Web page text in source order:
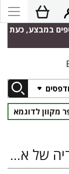
במבצע, כעת
מקוון לדוגמא
חקלאות, היסטוריה, היסטוריה של ארץ ישראל ומדינת ישראל